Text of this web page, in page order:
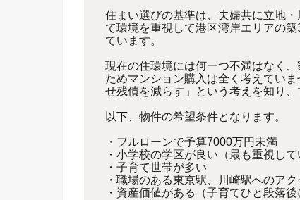
住まい選びの基準は、夫婦共に立地
て環境を重視して港区湾岸エリアの築
ています。
現在の住環境には何一つ不満はなく
ためマンション購入は全く考えていま
せ残債を減らす」という考えを知り、
以下、物件の希望条件となります。
・フルローンで予算7000万円未満
・小学校の学区が良い（最も重視して
・子育て世帯が多い
・職場のある東京駅、川崎駅へのア
・資産価値がある（子育てひと段落